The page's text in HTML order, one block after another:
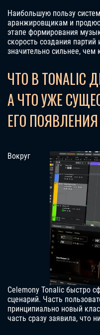
Наибольшую пользу
аранжировщикам и
этапе формирования
скорость создания
значительно сильнее,
ЧТО В TONALIC
А ЧТО УЖЕ
ЕГО ПОЯВЛЕНИЯ
Вокруг
Celemony Tonalic быстро
сценарий. Часть
принципиально новый
часть сразу заявила, что